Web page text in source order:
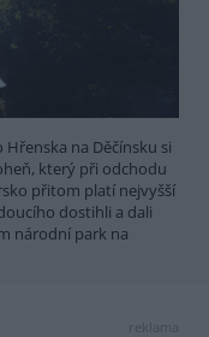
na Děčínsku si
který při odchodu
přitom platí nejvyšší
dostihli a dali
národní park na
reklama